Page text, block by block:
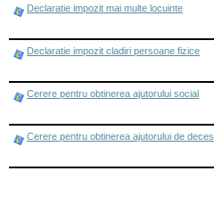
Declaratie impozit mai multe locuinte
Declaratie impozit cladiri persoane fizice
Cerere pentru obtinerea ajutorului social
Cerere pentru obtinerea ajutorului de deces